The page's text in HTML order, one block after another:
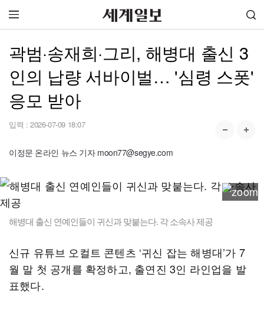
곽범·송재희·그리, 해병대 출신 3
인의 납량 서바이벌… '심령 스폿'
응모 받아
입력 : 2026-07-09 18:07
이정문 온라인 뉴스 기자 moon77@segye.com
해병대 출신 연예인들이 귀신과 맞붙는다. 각 소속사 제공
신규 유튜브 오컬트 콘텐츠 ‘귀신 잡는 해병대’가 7
월 말 첫 공개를 확정하고, 출연진 3인 라인업을 발
표했다.